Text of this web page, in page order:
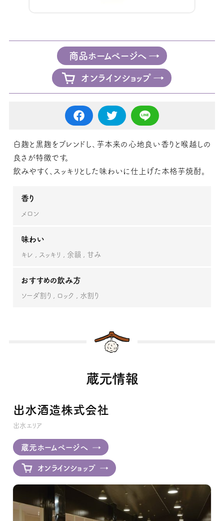
商品ホームページへ
オンラインショップ
白麹と黒麹をブレンドし、芋本来の心地良い香りと喉越しの
良さが特徴です。
飲みやすく、スッキリとした味わいに仕上げた本格芋焼酎。
香り
メロン
味わい
キレ スッキリ 余韻 甘み
おすすめの飲み方
ソーダ割り ロック 水割り
蔵元情報
出水酒造株式会社
出水エリア
蔵元ホームページへ
オンラインショップ